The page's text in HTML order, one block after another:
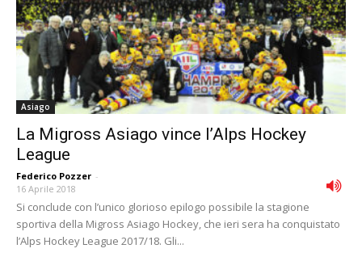
Asiago
La Migross Asiago vince l’Alps Hockey
League
Federico Pozzer -
16 Aprile 2018
Si conclude con l’unico glorioso epilogo possibile la stagione
sportiva della Migross Asiago Hockey, che ieri sera ha conquistato
l’Alps Hockey League 2017/18. Gli...